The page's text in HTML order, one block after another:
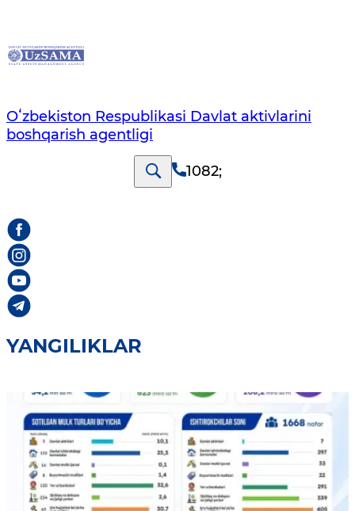
Oʻzbekiston Respublikasi Davlat aktivlarini
boshqarish agentligi
1082;
YANGILIKLAR